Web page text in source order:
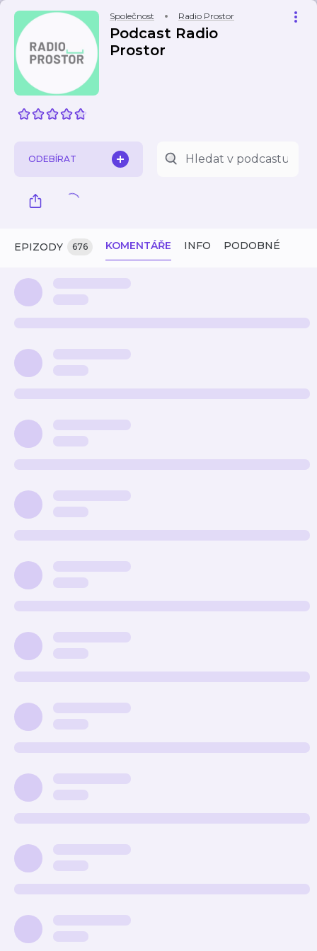
Společnost Radio Prostor
Podcast Radio
Prostor
ODEBÍRAT
EPIZODY 676 KOMENTÁŘE INFO PODOBNÉ